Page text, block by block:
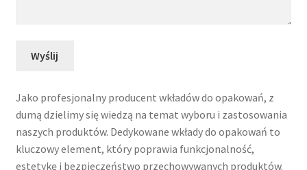
Jako profesjonalny producent wkładów do opakowań, z
dumą dzielimy się wiedzą na temat wyboru i zastosowania
naszych produktów. Dedykowane wkłady do opakowań to
kluczowy element, który poprawia funkcjonalność,
estetykę i bezpieczeństwo przechowywanych produktów.